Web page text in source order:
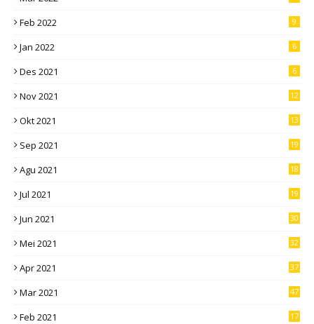
Feb 2022 9
Jan 2022 6
Des 2021 6
Nov 2021 12
Okt 2021 13
Sep 2021 19
Agu 2021 18
Jul 2021 19
Jun 2021 30
Mei 2021 32
Apr 2021 37
Mar 2021 47
Feb 2021 17